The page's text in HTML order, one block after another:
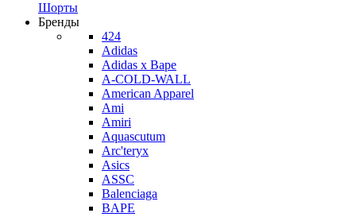
Шорты
Бренды
424
Adidas
Adidas x Bape
A-COLD-WALL
American Apparel
Ami
Amiri
Aquascutum
Arc'teryx
Asics
ASSC
Balenciaga
BAPE